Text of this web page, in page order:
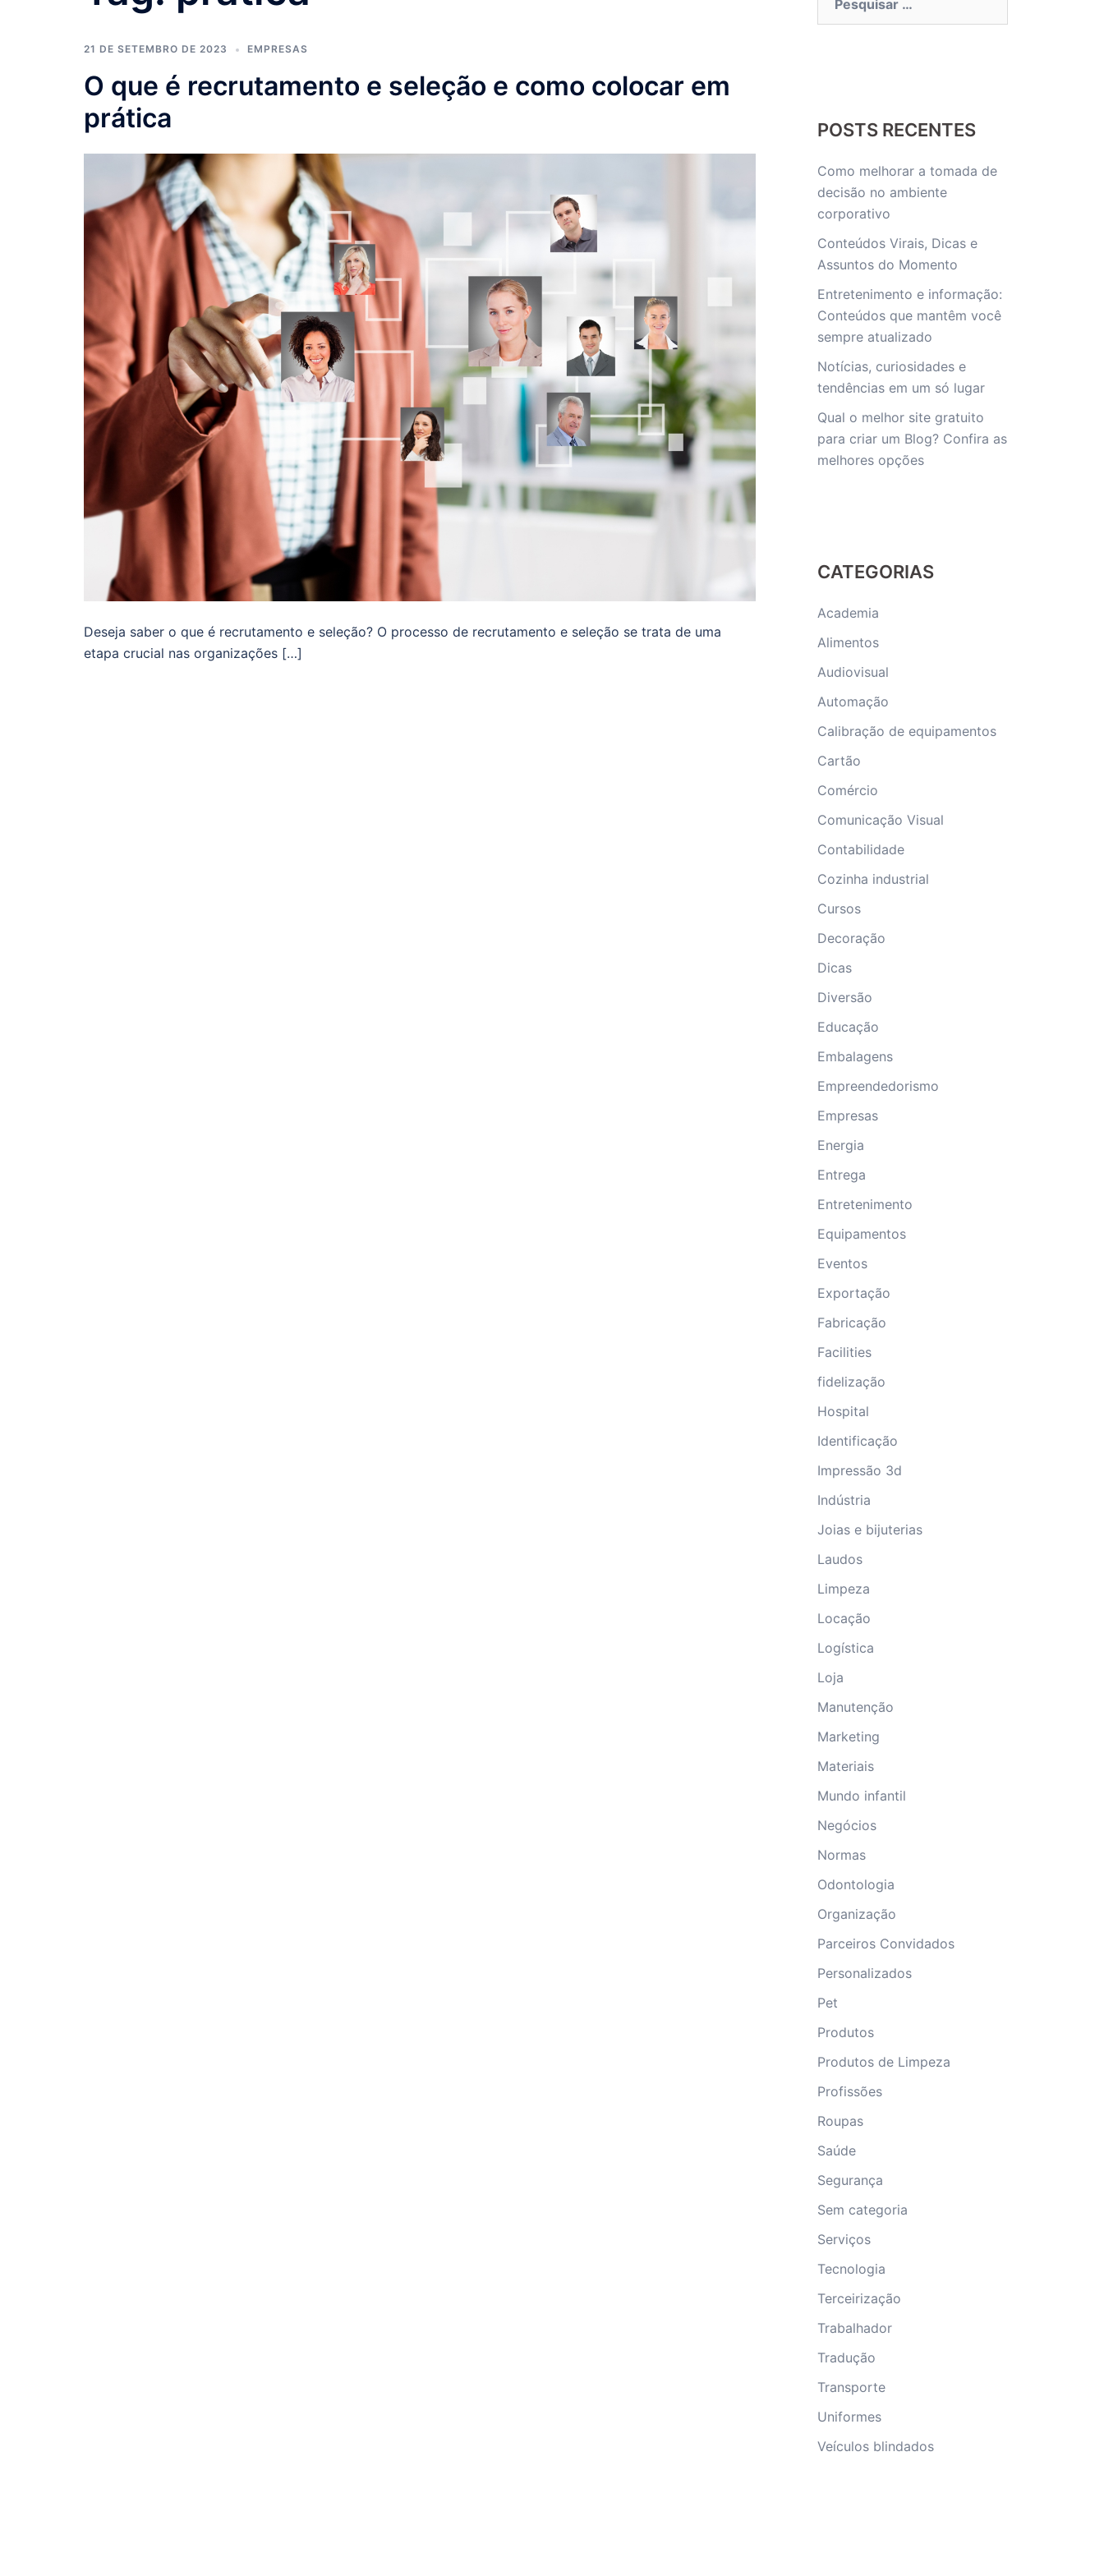
21 DE SETEMBRO DE 2023 EMPRESAS
O que é recrutamento e seleção e como colocar em
prática
Deseja saber o que é recrutamento e seleção? O processo de recrutamento e seleção se trata de uma
etapa crucial nas organizações […]
POSTS RECENTES
Como melhorar a tomada de
decisão no ambiente
corporativo
Conteúdos Virais, Dicas e
Assuntos do Momento
Entretenimento e informação:
Conteúdos que mantêm você
sempre atualizado
Notícias, curiosidades e
tendências em um só lugar
Qual o melhor site gratuito
para criar um Blog? Confira as
melhores opções
CATEGORIAS
Academia
Alimentos
Audiovisual
Automação
Calibração de equipamentos
Cartão
Comércio
Comunicação Visual
Contabilidade
Cozinha industrial
Cursos
Decoração
Dicas
Diversão
Educação
Embalagens
Empreendedorismo
Empresas
Energia
Entrega
Entretenimento
Equipamentos
Eventos
Exportação
Fabricação
Facilities
fidelização
Hospital
Identificação
Impressão 3d
Indústria
Joias e bijuterias
Laudos
Limpeza
Locação
Logística
Loja
Manutenção
Marketing
Materiais
Mundo infantil
Negócios
Normas
Odontologia
Organização
Parceiros Convidados
Personalizados
Pet
Produtos
Produtos de Limpeza
Profissões
Roupas
Saúde
Segurança
Sem categoria
Serviços
Tecnologia
Terceirização
Trabalhador
Tradução
Transporte
Uniformes
Veículos blindados